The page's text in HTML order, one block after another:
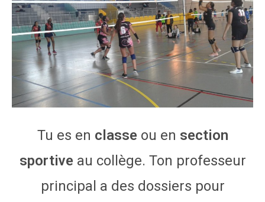
Tu es en classe ou en section
sportive au collège. Ton professeur
principal a des dossiers pour